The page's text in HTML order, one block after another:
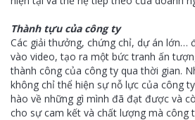
Thành tựu của công ty
Các giải thưởng, chứng chỉ, dự án lớn…
vào video, tạo ra một bức tranh ấn
thành công của công ty qua thời gian.
không chỉ thể hiện sự nỗ lực của công
hào về những gì mình đã đạt được và
cho sự cam kết và chất lượng mà công